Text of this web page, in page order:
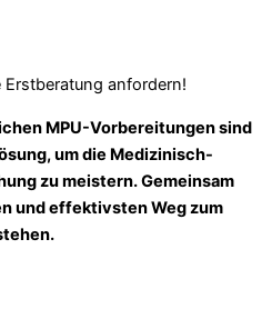
anfordern!
MPU-Vorbereitungen sind
um die Medizinisch-
zu meistern. Gemeinsam
und effektivsten Weg zum